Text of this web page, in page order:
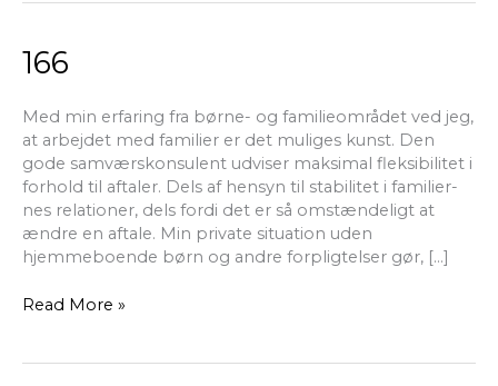
166
Med min erfaring fra børne- og familieområdet ved jeg,
at arbejdet med familier er det muliges kunst. Den
gode samværskonsulent udviser maksimal fleksibilitet i
forhold til aftaler. Dels af hensyn til stabilitet i familier-
nes relationer, dels fordi det er så omstændeligt at
ændre en aftale. Min private situation uden
hjemmeboende børn og andre forpligtelser gør, […]
166
Read More »